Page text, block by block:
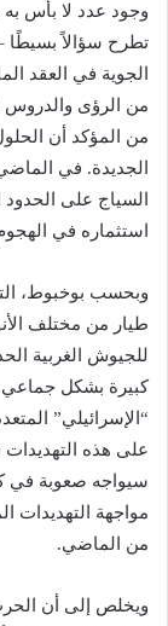
وجود عدد لا بأس به
تطرح سؤالاً بسيطًا
الجوية في العقد
من الرؤى
من المؤكد أن
الجديدة. في
السياج على
استثماره في
وبحسب بوخبوط،
طيار من مختلف
للجيوش الغربية
كبيرة بشكل
“الإسرائيلي”
سيواجه صعوبة في
مواجهة التهديدات
من الماضي.
ويخلص إلى أن